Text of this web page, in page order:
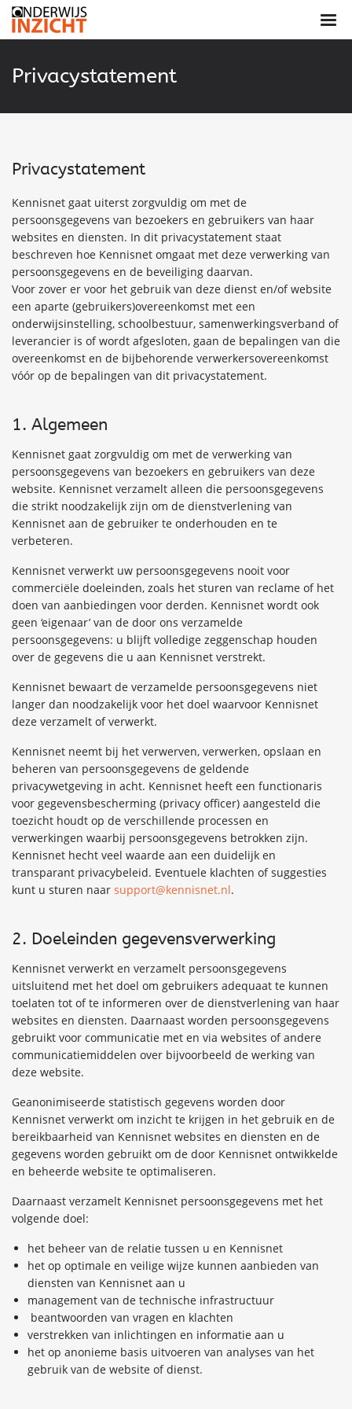
Privacystatement
Privacystatement
Kennisnet gaat uiterst zorgvuldig om met de
persoonsgegevens van bezoekers en gebruikers van haar
websites en diensten. In dit privacystatement staat
beschreven hoe Kennisnet omgaat met deze verwerking van
persoonsgegevens en de beveiliging daarvan.
Voor zover er voor het gebruik van deze dienst en/of website
een aparte (gebruikers)overeenkomst met een
onderwijsinstelling, schoolbestuur, samenwerkingsverband of
leverancier is of wordt afgesloten, gaan de bepalingen van die
overeenkomst en de bijbehorende verwerkersovereenkomst
vóór op de bepalingen van dit privacystatement.
1. Algemeen
Kennisnet gaat zorgvuldig om met de verwerking van
persoonsgegevens van bezoekers en gebruikers van deze
website. Kennisnet verzamelt alleen die persoonsgegevens
die strikt noodzakelijk zijn om de dienstverlening van
Kennisnet aan de gebruiker te onderhouden en te
verbeteren.
Kennisnet verwerkt uw persoonsgegevens nooit voor
commerciële doeleinden, zoals het sturen van reclame of het
doen van aanbiedingen voor derden. Kennisnet wordt ook
geen ‘eigenaar’ van de door ons verzamelde
persoonsgegevens: u blijft volledige zeggenschap houden
over de gegevens die u aan Kennisnet verstrekt.
Kennisnet bewaart de verzamelde persoonsgegevens niet
langer dan noodzakelijk voor het doel waarvoor Kennisnet
deze verzamelt of verwerkt.
Kennisnet neemt bij het verwerven, verwerken, opslaan en
beheren van persoonsgegevens de geldende
privacywetgeving in acht. Kennisnet heeft een functionaris
voor gegevensbescherming (privacy officer) aangesteld die
toezicht houdt op de verschillende processen en
verwerkingen waarbij persoonsgegevens betrokken zijn.
Kennisnet hecht veel waarde aan een duidelijk en
transparant privacybeleid. Eventuele klachten of suggesties
kunt u sturen naar support@kennisnet.nl.
2. Doeleinden gegevensverwerking
Kennisnet verwerkt en verzamelt persoonsgegevens
uitsluitend met het doel om gebruikers adequaat te kunnen
toelaten tot of te informeren over de dienstverlening van haar
websites en diensten. Daarnaast worden persoonsgegevens
gebruikt voor communicatie met en via websites of andere
communicatiemiddelen over bijvoorbeeld de werking van
deze website.
Geanonimiseerde statistisch gegevens worden door
Kennisnet verwerkt om inzicht te krijgen in het gebruik en de
bereikbaarheid van Kennisnet websites en diensten en de
gegevens worden gebruikt om de door Kennisnet ontwikkelde
en beheerde website te optimaliseren.
Daarnaast verzamelt Kennisnet persoonsgegevens met het
volgende doel:
het beheer van de relatie tussen u en Kennisnet
het op optimale en veilige wijze kunnen aanbieden van
diensten van Kennisnet aan u
management van de technische infrastructuur
beantwoorden van vragen en klachten
verstrekken van inlichtingen en informatie aan u
het op anonieme basis uitvoeren van analyses van het
gebruik van de website of dienst.